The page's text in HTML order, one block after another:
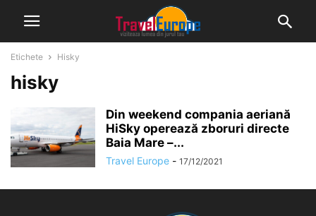
Etichete Hisky
hisky
Din weekend compania aeriană
HiSky operează zboruri directe
Baia Mare –...
Travel Europe - 17/12/2021